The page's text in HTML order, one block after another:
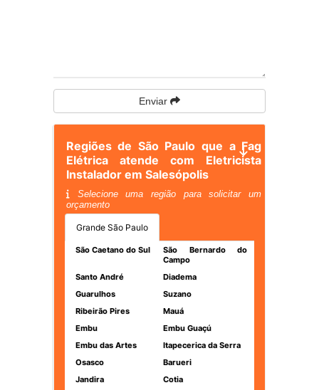
Enviar
Regiões de São Paulo que a Fag
Elétrica atende com Eletricista
Instalador em Salesópolis
Selecione uma região para solicitar um
orçamento
Grande São Paulo
São Caetano do Sul
São Bernardo do
Campo
Santo André
Diadema
Guarulhos
Suzano
Ribeirão Pires
Mauá
Embu
Embu Guaçú
Embu das Artes
Itapecerica da Serra
Osasco
Barueri
Jandira
Cotia